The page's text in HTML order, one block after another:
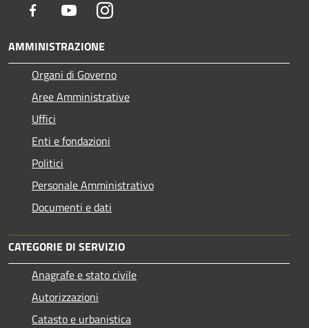
Facebook YoutubeInstagram
AMMINISTRAZIONE
Organi di Governo
Aree Amministrative
Uffici
Enti e fondazioni
Politici
Personale Amministrativo
Documenti e dati
CATEGORIE DI SERVIZIO
Anagrafe e stato civile
Autorizzazioni
Catasto e urbanistica